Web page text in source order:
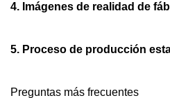
4. Imágenes de realidad de
5. Proceso de producción
Preguntas más frecuentes